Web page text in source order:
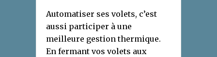
Automatiser ses volets, c’est
aussi participer à une
meilleure gestion thermique.
En fermant vos volets aux